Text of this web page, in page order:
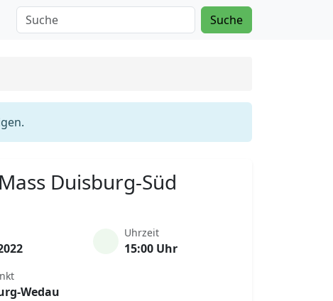
Suche
Duisburg-Süd
Uhrzeit
15:00 Uhr
Wedau